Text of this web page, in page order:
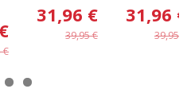
€
31,96 €
39,95 €
31,96 €
39,95 €